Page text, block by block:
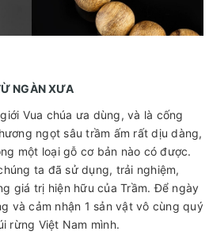
NGÀN XƯA
Vua chúa ưa dùng, và là cống
ngọt sâu trầm ấm rất dịu dàng,
một loại gỗ cơ bản nào có được.
ta đã sử dụng, trải nghiệm,
giá trị hiện hữu của Trầm. Để ngày
và cảm nhận 1 sản vật vô cùng quý
rừng Việt Nam mình.